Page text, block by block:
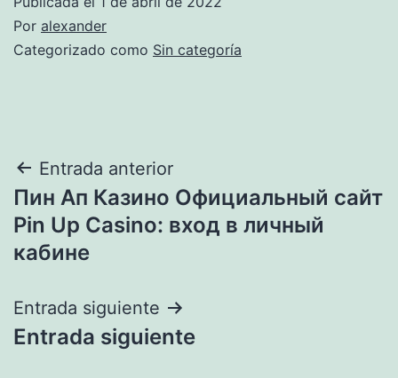
Por alexander
Categorizado como Sin categoría
Navegación
de
entradas
Entrada anterior
Пин Ап Казино Официальный сайт
Pin Up Casino: вход в личный
кабине
Entrada siguiente
Entrada siguiente